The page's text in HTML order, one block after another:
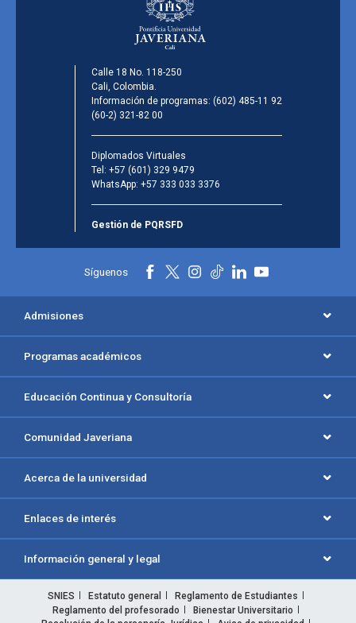
Calle 18 No. 118-250
Cali, Colombia.
Información de programas: (602) 485-11 92
(60-2) 321-82 00
Diplomados Virtuales
Tel: +57 (601) 329 9479
WhatsApp: +57 333 033 3376
Gestión de PQRSFD
Síguenos
Admisiones
Programas académicos
Educación Continua y Consultoría
Comunidad Javeriana
Acerca de la universidad
Enlaces de interés
Información general y legal
SNIES Estatuto general
Reglamento de Estudiantes
Reglamento del profesorado
Bienestar Universitario